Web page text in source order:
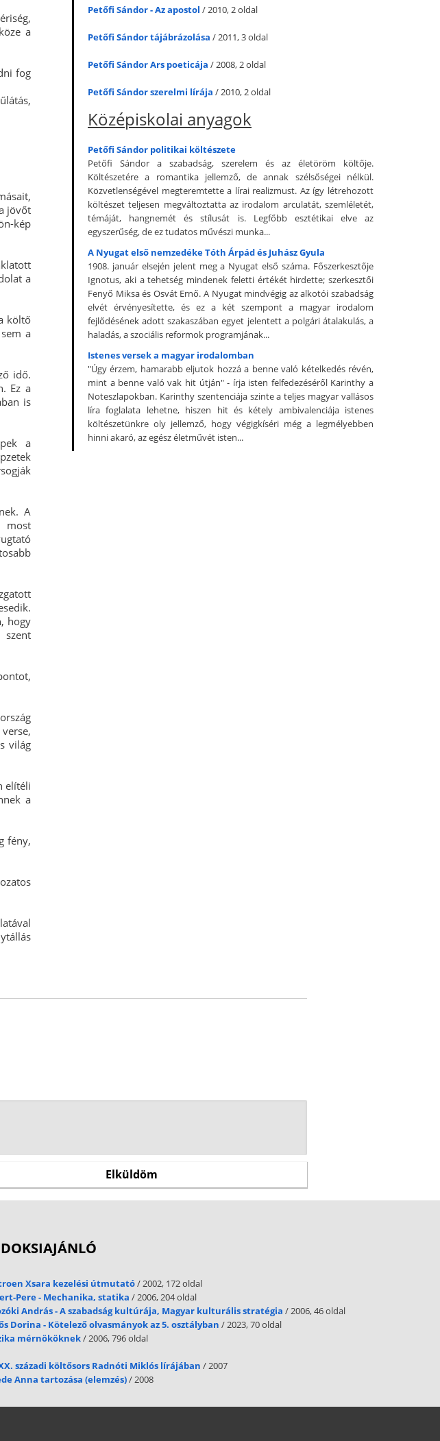
a
fog
jövőt
kép
a
költő
a
idő.
Ez a
is
a
A
most
hogy
világ
elítéli
a
fény,
Petőfi Sándor - Az apostol / 2010, 2 oldal
Petőfi Sándor tájábrázolása / 2011, 3 oldal
Petőfi Sándor Ars poeticája / 2008, 2 oldal
Petőfi Sándor szerelmi lírája / 2010, 2 oldal
Középiskolai anyagok
Petőfi Sándor politikai költészete
Petőfi Sándor a szabadság, szerelem és az életöröm költője.
Költészetére a romantika jellemző, de annak szélsőségei nélkül.
Közvetlenségével megteremtette a lírai realizmust. Az így létrehozott
költészet teljesen megváltoztatta az irodalom arculatát, szemléletét,
témáját, hangnemét és stílusát is. Legfőbb esztétikai elve az
egyszerűség, de ez tudatos művészi munka...
A Nyugat első nemzedéke Tóth Árpád és Juhász Gyula
1908. január elsején jelent meg a Nyugat első száma. Főszerkesztője
Ignotus, aki a tehetség mindenek feletti értékét hirdette; szerkesztői
Fenyő Miksa és Osvát Ernő. A Nyugat mindvégig az alkotói szabadság
elvét érvényesítette, és ez a két szempont a magyar irodalom
fejlődésének adott szakaszában egyet jelentett a polgári átalakulás, a
haladás, a szociális reformok programjának...
Istenes versek a magyar irodalomban
"Úgy érzem, hamarabb eljutok hozzá a benne való kételkedés révén,
mint a benne való vak hit útján" - írja isten felfedezéséről Karinthy a
Noteszlapokban. Karinthy szentenciája szinte a teljes magyar vallásos
líra foglalata lehetne, hiszen hit és kétely ambivalenciája istenes
költészetünkre oly jellemző, hogy végigkíséri még a legmélyebben
hinni akaró, az egész életművét isten...
DOKSIAJÁNLÓ
Xsara kezelési útmutató/ 2002, 172 oldal
Pere - Mechanika, statika / 2006, 204 oldal
András - A szabadság kultúrája, Magyar kulturális stratégia / 2006, 46 oldal
Dorina - Kötelező olvasmányok az 5. osztályban / 2023, 70 oldal
mérnököknek/ 2006, 796 oldal
századi költősors Radnóti Miklós lírájában / 2007
Anna tartozása (elemzés)/ 2008